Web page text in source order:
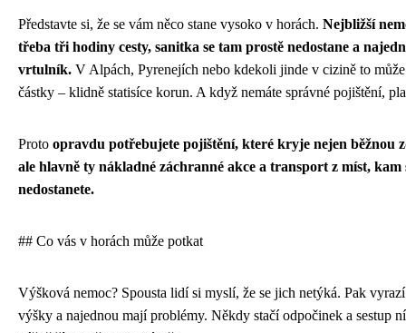
Představte si, že se vám něco stane vysoko v horách. Nejbližší
třeba tři hodiny cesty, sanitka se tam prostě nedostane a
vrtulník. V Alpách, Pyrenejích nebo kdekoli jinde v cizině to
částky – klidně statisíce korun. A když nemáte správné pojištění,
Proto opravdu potřebujete pojištění, které kryje nejen běžnou
ale hlavně ty nákladné záchranné akce a transport z míst, kam
nedostanete.
## Co vás v horách může potkat
Výšková nemoc? Spousta lidí si myslí, že se jich netýká. Pak
výšky a najednou mají problémy. Někdy stačí odpočinek a sestup